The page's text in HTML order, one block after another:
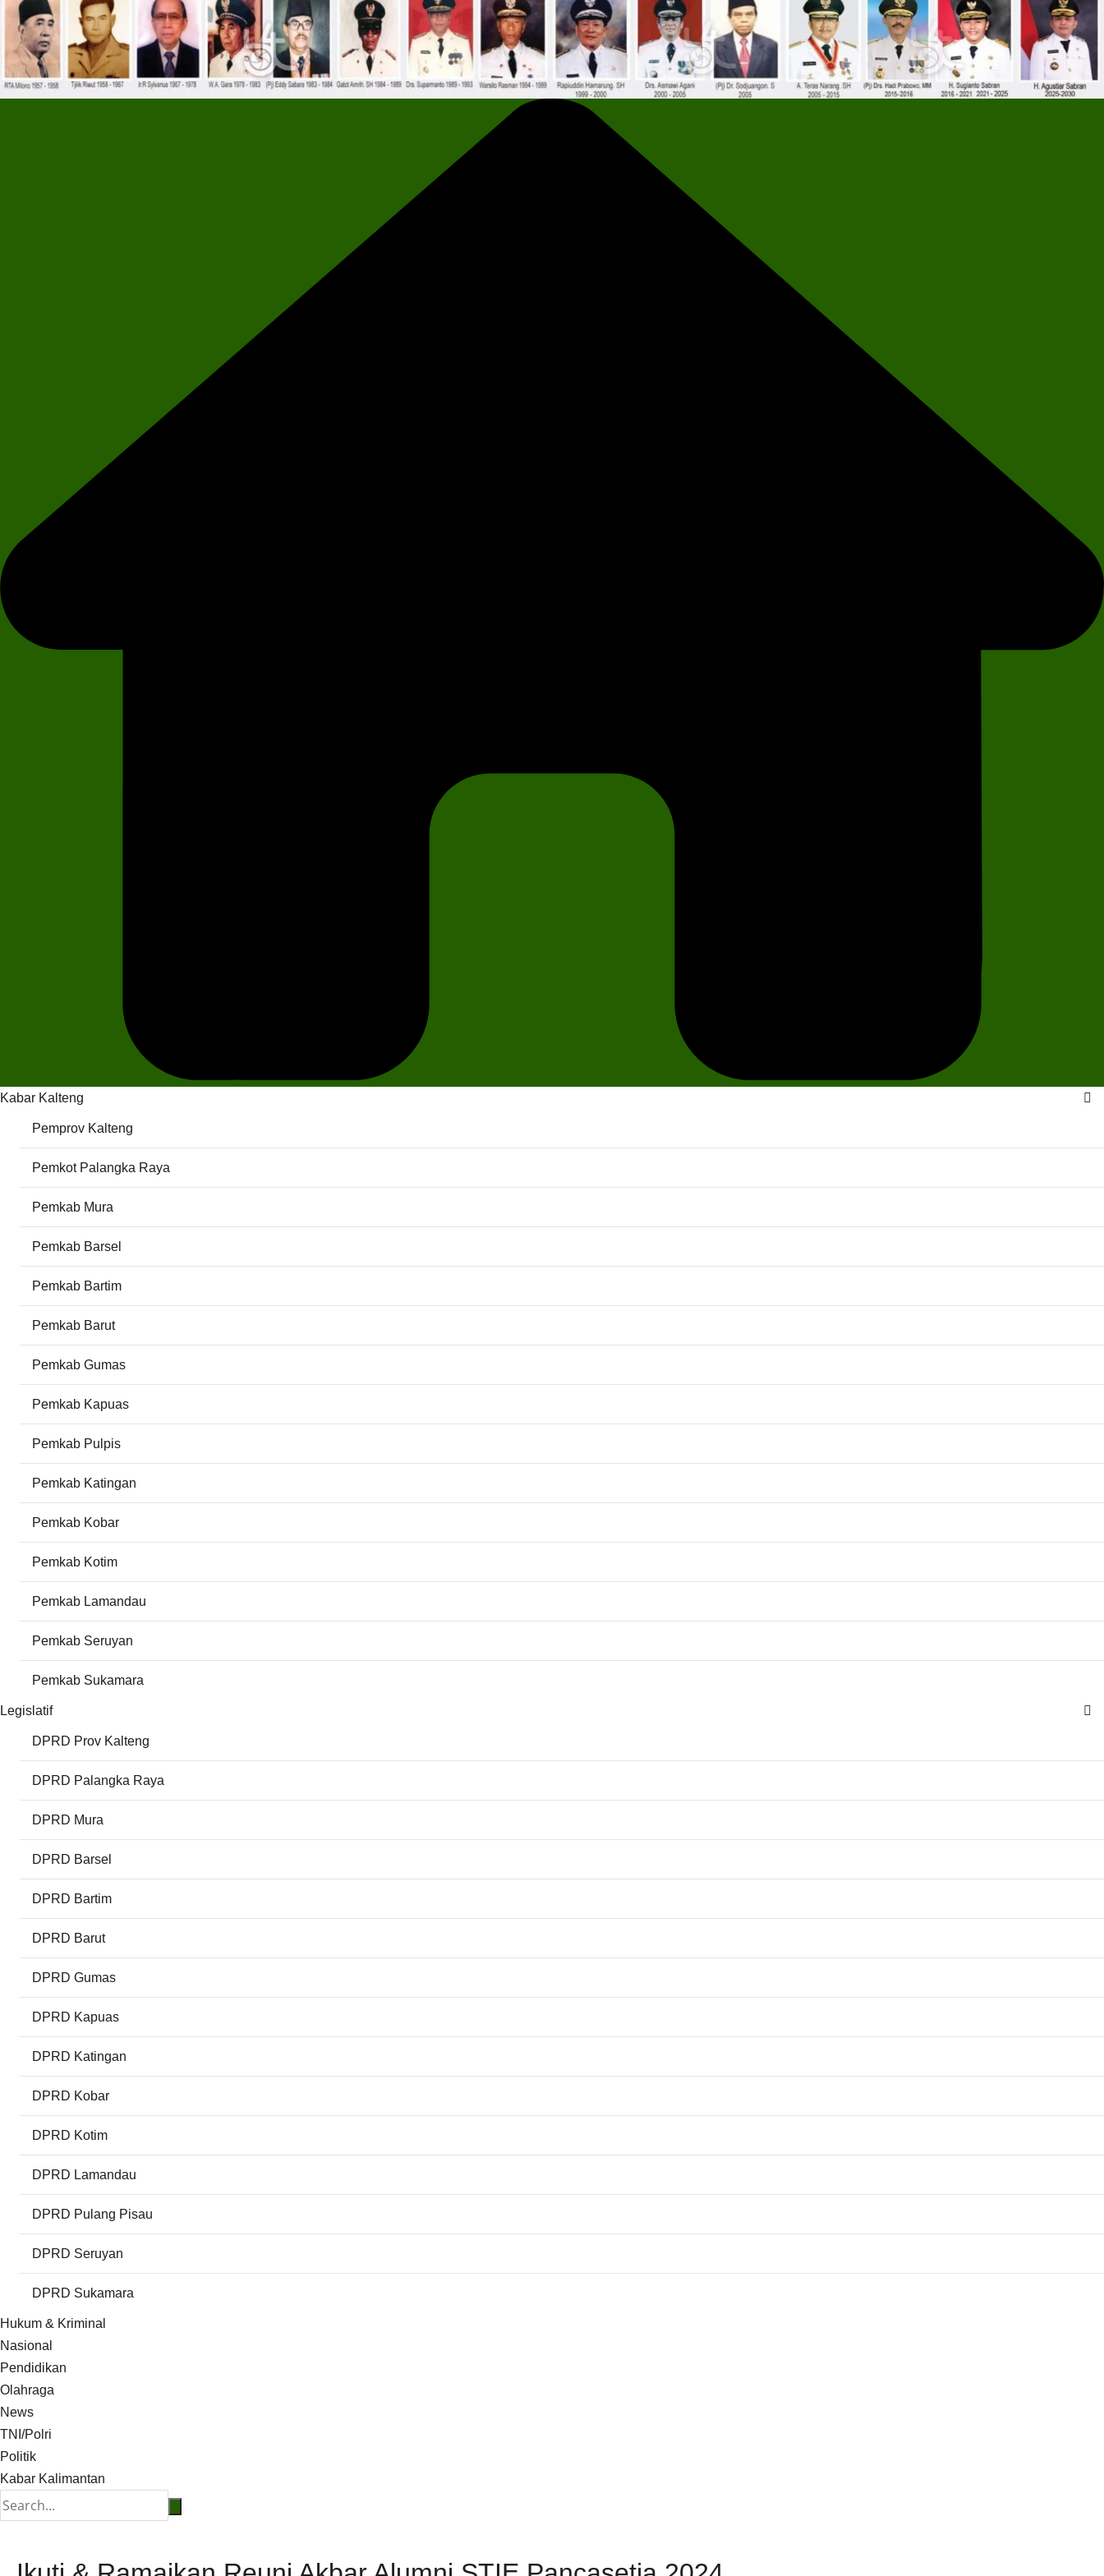
Kabar Kalteng
Pemprov Kalteng
Pemkot Palangka Raya
Pemkab Mura
Pemkab Barsel
Pemkab Bartim
Pemkab Barut
Pemkab Gumas
Pemkab Kapuas
Pemkab Pulpis
Pemkab Katingan
Pemkab Kobar
Pemkab Kotim
Pemkab Lamandau
Pemkab Seruyan
Pemkab Sukamara
Legislatif
DPRD Prov Kalteng
DPRD Palangka Raya
DPRD Mura
DPRD Barsel
DPRD Bartim
DPRD Barut
DPRD Gumas
DPRD Kapuas
DPRD Katingan
DPRD Kobar
DPRD Kotim
DPRD Lamandau
DPRD Pulang Pisau
DPRD Seruyan
DPRD Sukamara
Hukum & Kriminal
Nasional
Pendidikan
Olahraga
News
TNI/Polri
Politik
Kabar Kalimantan